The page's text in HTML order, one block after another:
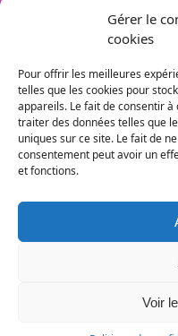
Gérer le
cookies
Pour offrir les meilleures
telles que les cookies pour
appareils. Le fait de consentir
traiter des données telles que
uniques sur ce site. Le fait de
consentement peut avoir un
et fonctions.
Voir